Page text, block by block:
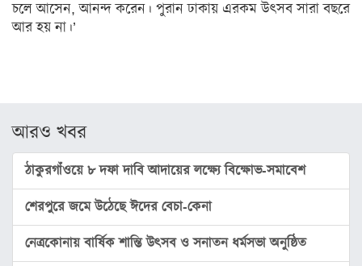
ধর্ম
গ্যালারি
ফটো
গ্যালারি
চলে আসেন, আনন্দ করেন। পুরান ঢাকায় এরকম উৎসব সারা বছরে
আর হয় না।’
আরও খবর
ঠাকুরগাঁওয়ে ৮ দফা দাবি আদায়ের লক্ষ্যে বিক্ষোভ-সমাবেশ
শেরপুরে জমে উঠেছে ঈদের বেচা-কেনা
নেত্রকোনায় বার্ষিক শান্তি উৎসব ও সনাতন ধর্মসভা অনুষ্ঠিত